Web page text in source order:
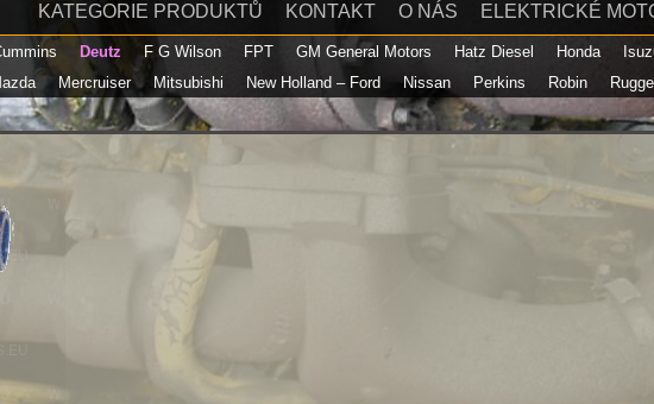
KATEGORIE PRODUKTŮ KONTAKT O NÁS ELEKTRICKÉ
Cummins Deutz F G Wilson FPT GM General Motors Hatz Diesel Honda
Mazda Mercruiser Mitsubishi New Holland – Ford Nissan Perkins Robin